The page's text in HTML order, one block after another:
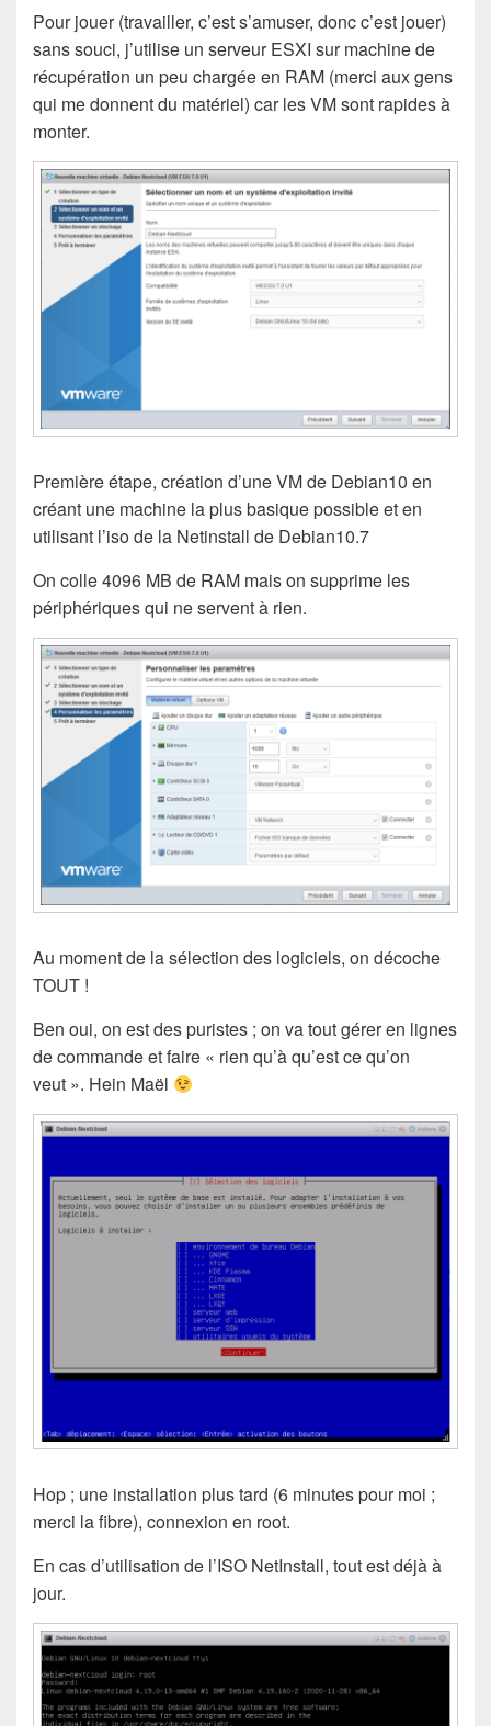
Pour jouer (travailler, c’est s’amuser, donc c’est jouer)
sans souci, j’utilise un serveur ESXI sur machine de
récupération un peu chargée en RAM (merci aux gens
qui me donnent du matériel) car les VM sont rapides à
monter.
Première étape, création d’une VM de Debian10 en
créant une machine la plus basique possible et en
utilisant l’iso de la Netinstall de Debian10.7
On colle 4096 MB de RAM mais on supprime les
périphériques qui ne servent à rien.
Au moment de la sélection des logiciels, on décoche
TOUT !
Ben oui, on est des puristes ; on va tout gérer en lignes
de commande et faire « rien qu’à qu’est ce qu’on
veut ». Hein Maël
Hop ; une installation plus tard (6 minutes pour moi ;
merci la fibre), connexion en root.
En cas d’utilisation de l’ISO NetInstall, tout est déjà à
jour.